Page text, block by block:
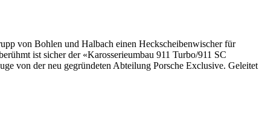
von Bohlen und Halbach einen Heckscheibenwischer für
ist sicher der «Karosserieumbau 911 Turbo/911 SC
von der neu gegründeten Abteilung Porsche Exclusive. Geleitet